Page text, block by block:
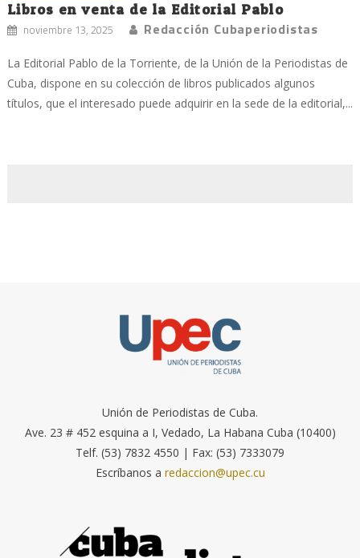
Libros en venta de la Editorial Pablo
noviembre 13, 2025 Redacción Cubaperiodistas
La Editorial Pablo de la Torriente, de la Unión de la Periodistas de
Cuba, dispone en su colección de libros publicados algunos
títulos, que el interesado puede adquirir en la sede de la editorial,...
Unión de Periodistas de Cuba.
Ave. 23 # 452 esquina a I, Vedado, La Habana Cuba (10400)
Telf. (53) 7832 4550 | Fax: (53) 7333079
Escríbanos a redaccion@upec.cu